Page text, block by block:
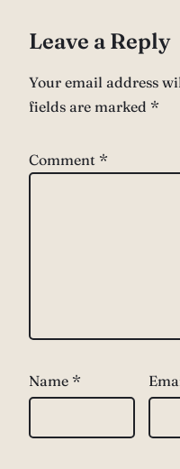
Leave a Reply
Your email address
fields are marked *
Comment *
Name *